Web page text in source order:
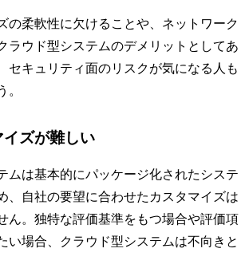
の柔軟性に欠けることや、ネットワーク
ラウド型システムのデメリットとしてあ
セキュリティ面のリスクが気になる人も
。
ズが難しい
ムは基本的にパッケージ化されたシステ
、自社の要望に合わせたカスタマイズは
ん。独特な評価基準をもつ場合や評価項
い場合、クラウド型システムは不向きと